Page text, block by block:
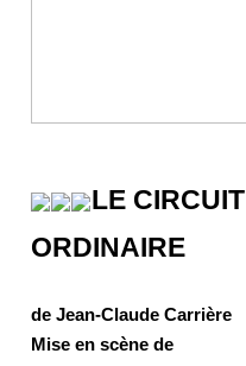
LE CIRCUIT
ORDINAIRE
de Jean-Claude Carrière
Mise en scène de